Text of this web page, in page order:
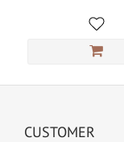
CUSTOMER